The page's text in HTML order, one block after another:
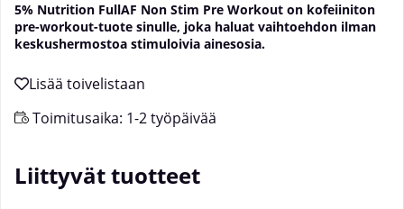
5% Nutrition FullAF Non Stim Pre Workout on kofeiiniton
pre-workout-tuote sinulle, joka haluat vaihtoehdon ilman
keskushermostoa stimuloivia ainesosia.
Toimitusaika: 1-2 työpäivää
Liittyvät tuotteet